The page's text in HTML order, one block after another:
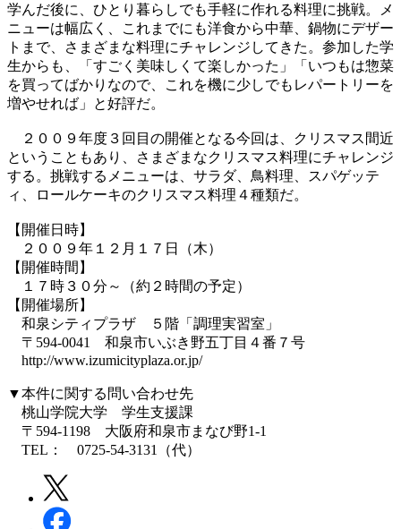
学んだ後に、ひとり暮らしでも手軽に作れる料理に挑戦。メ
ニューは幅広く、これまでにも洋食から中華、鍋物にデザー
トまで、さまざまな料理にチャレンジしてきた。参加した学
生からも、「すごく美味しくて楽しかった」「いつもは惣菜
を買ってばかりなので、これを機に少しでもレパートリーを
増やせれば」と好評だ。
２００９年度３回目の開催となる今回は、クリスマス間近
ということもあり、さまざまなクリスマス料理にチャレンジ
する。挑戦するメニューは、サラダ、鳥料理、スパゲッテ
ィ、ロールケーキのクリスマス料理４種類だ。
【開催日時】
２００９年１２月１７日（木）
【開催時間】
１７時３０分～（約２時間の予定）
【開催場所】
和泉シティプラザ ５階「調理実習室」
〒594-0041 和泉市いぶき野五丁目４番７号
http://www.izumicityplaza.or.jp/
▼本件に関する問い合わせ先
桃山学院大学 学生支援課
〒594-1198 大阪府和泉市まなび野1-1
TEL： 0725-54-3131（代）